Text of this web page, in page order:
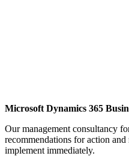
Microsoft Dynamics 365
Our management consultancy
recommendations for action and
implement immediately.